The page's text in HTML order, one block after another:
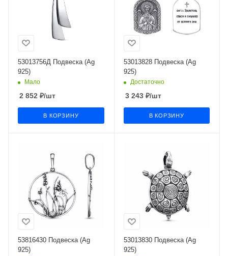
53013756Д Подвеска (Ag
925)
Мало
2 852 ₽/шт
В КОРЗИНУ
53013828 Подвеска (Ag
925)
Достаточно
3 243₽/шт
В КОРЗИНУ
53816430 Подвеска (Ag
925)
53013830 Подвеска (Ag
925)